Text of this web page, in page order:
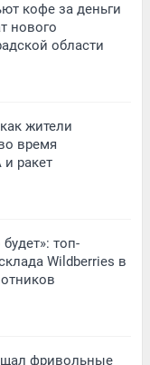
кофе за деньги
нового
области
жители
время
ракет
топ-
Wildberries в
фривольные